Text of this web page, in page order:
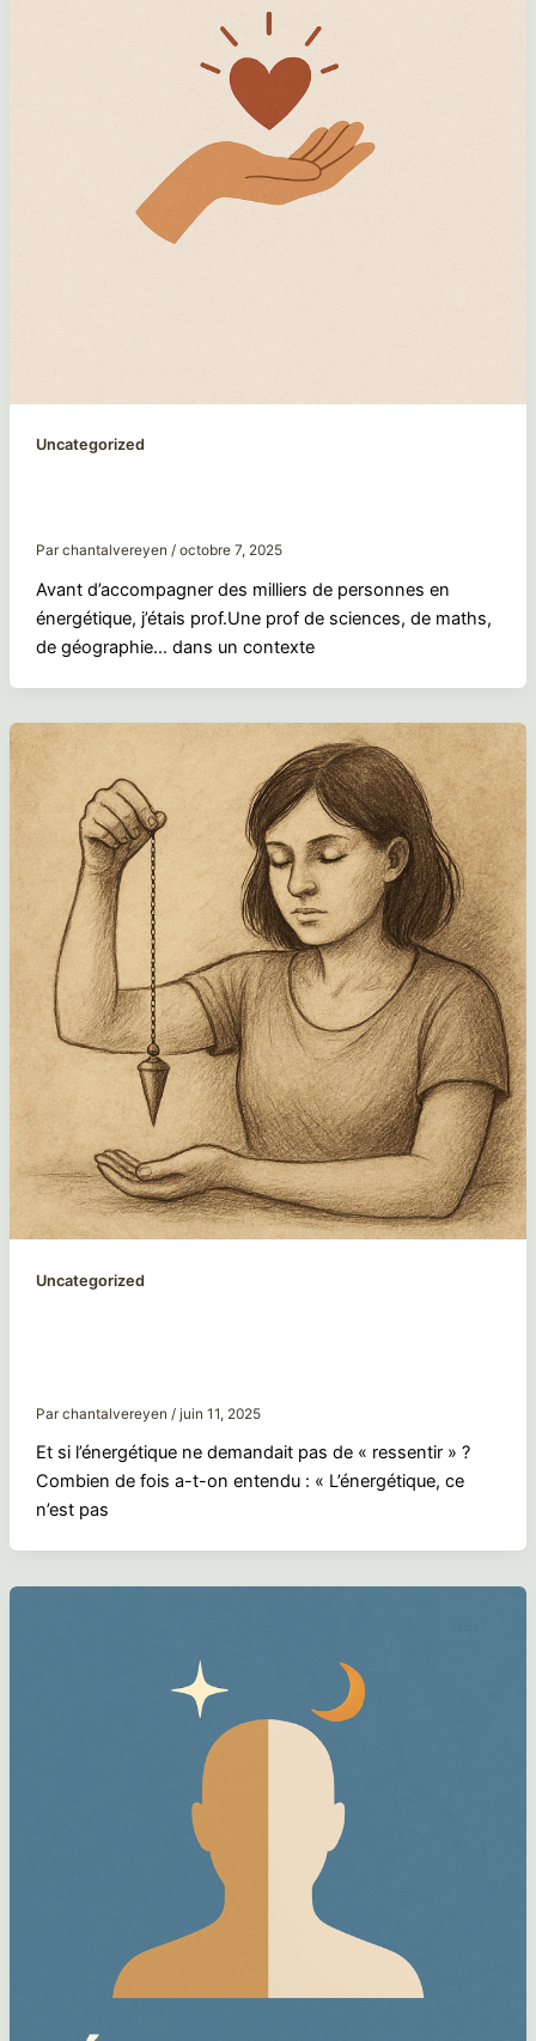
Uncategorized
Par chantalvereyen / octobre 7, 2025
Avant d’accompagner des milliers de personnes en
énergétique, j’étais prof.Une prof de sciences, de maths,
de géographie… dans un contexte
Uncategorized
Par chantalvereyen / juin 11, 2025
Et si l’énergétique ne demandait pas de « ressentir » ?
Combien de fois a-t-on entendu : « L’énergétique, ce
n’est pas